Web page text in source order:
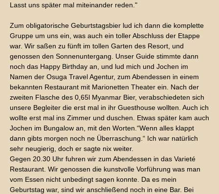
Lasst uns später mal miteinander reden."
Zum obligatorische Geburtstagsbier lud ich dann die komplette
Gruppe um uns ein, was auch ein toller Abschluss der Etappe
war. Wir saßen zu fünft im tollen Garten des Resort, und
genossen den Sonnenuntergang. Unser Guide stimmte dann
noch das Happy Birthday an, und lud mich und Jochen im
Namen der Osuga Travel Agentur, zum Abendessen in einem
bekannten Restaurant mit Marionetten Theater ein. Nach der
zweiten Flasche des 0,65l Myanmar Bier, verabschiedeten sich
unsere Begleiter die erst mal in ihr Guesthouse wollten. Auch ich
wollte erst mal ins Zimmer und duschen. Etwas später kam auch
Jochen im Bungalow an, mit den Worten.“Wenn alles klappt
dann gibts morgen noch ne Überraschung.“ Ich war natürlich
sehr neugierig, doch er sagte nix weiter.
Gegen 20.30 Uhr fuhren wir zum Abendessen in das Varieté
Restaurant. Wir genossen die kunstvolle Vorführung was man
vom Essen nicht unbedingt sagen konnte. Da es mein
Geburtstag war, sind wir anschließend noch in eine Bar. Bei